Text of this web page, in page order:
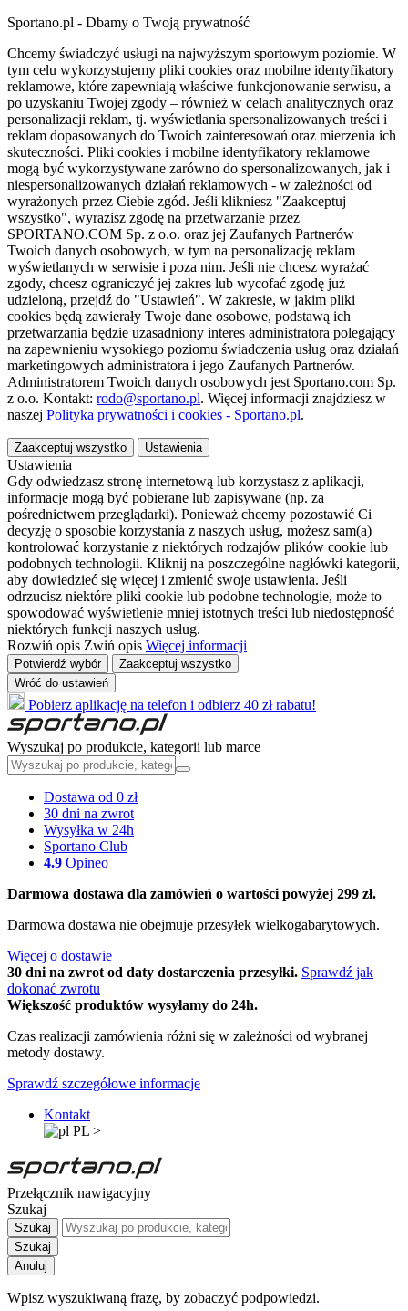
Sportano.pl - Dbamy o Twoją prywatność
Chcemy świadczyć usługi na najwyższym sportowym poziomie. W
tym celu wykorzystujemy pliki cookies oraz mobilne identyfikatory
reklamowe, które zapewniają właściwe funkcjonowanie serwisu, a
po uzyskaniu Twojej zgody – również w celach analitycznych oraz
personalizacji reklam, tj. wyświetlania spersonalizowanych treści i
reklam dopasowanych do Twoich zainteresowań oraz mierzenia ich
skuteczności. Pliki cookies i mobilne identyfikatory reklamowe
mogą być wykorzystywane zarówno do spersonalizowanych, jak i
niespersonalizowanych działań reklamowych - w zależności od
wyrażonych przez Ciebie zgód. Jeśli klikniesz "Zaakceptuj
wszystko", wyrazisz zgodę na przetwarzanie przez
SPORTANO.COM Sp. z o.o. oraz jej Zaufanych Partnerów
Twoich danych osobowych, w tym na personalizację reklam
wyświetlanych w serwisie i poza nim. Jeśli nie chcesz wyrażać
zgody, chcesz ograniczyć jej zakres lub wycofać zgodę już
udzieloną, przejdź do "Ustawień". W zakresie, w jakim pliki
cookies będą zawierały Twoje dane osobowe, podstawą ich
przetwarzania będzie uzasadniony interes administratora polegający
na zapewnieniu wysokiego poziomu świadczenia usług oraz działań
marketingowych administratora i jego Zaufanych Partnerów.
Administratorem Twoich danych osobowych jest Sportano.com Sp.
z o.o. Kontakt: rodo@sportano.pl. Więcej informacji znajdziesz w
naszej Polityka prywatności i cookies - Sportano.pl.
Zaakceptuj wszystko Ustawienia
Ustawienia
Gdy odwiedzasz stronę internetową lub korzystasz z aplikacji,
informacje mogą być pobierane lub zapisywane (np. za
pośrednictwem przeglądarki). Ponieważ chcemy pozostawić Ci
decyzję o sposobie korzystania z naszych usług, możesz sam(a)
kontrolować korzystanie z niektórych rodzajów plików cookie lub
podobnych technologii. Kliknij na poszczególne nagłówki kategorii,
aby dowiedzieć się więcej i zmienić swoje ustawienia. Jeśli
odrzucisz niektóre pliki cookie lub podobne technologie, może to
spowodować wyświetlenie mniej istotnych treści lub niedostępność
niektórych funkcji naszych usług.
Rozwiń opis Zwiń opis Więcej informacji
Potwierdź wybór
Zaakceptuj wszystko
Wróć do ustawień
Pobierz aplikację na telefon i odbierz 40 zł rabatu!
Wyszukaj po produkcie, kategorii lub marce
Dostawa od 0 zł
30 dni na zwrot
Wysyłka w 24h
Sportano Club
4.9 Opineo
Darmowa dostawa dla zamówień o wartości powyżej 299 zł.
Darmowa dostawa nie obejmuje przesyłek wielkogabarytowych.
Więcej o dostawie
30 dni na zwrot od daty dostarczenia przesyłki. Sprawdź jak
dokonać zwrotu
Większość produktów wysyłamy do 24h.
Czas realizacji zamówienia różni się w zależności od wybranej
metody dostawy.
Sprawdź szczegółowe informacje
Kontakt
PL >
Przełącznik nawigacyjny
Szukaj
Szukaj
Szukaj
Anuluj
Wpisz wyszukiwaną frazę, by zobaczyć podpowiedzi.